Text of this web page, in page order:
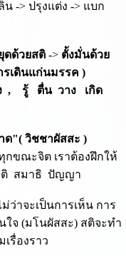
น -> ปรุงแต่ง -> แบก
ดด้วยสติ-> ตั้งมั่นด้วย
เดินแก่นมรรค )
ง , รู้ ตื่น วาง เกิด
ด"( วิชชาผัสสะ )
กขณะจิต เราต้องฝึกให้
ติ สมาธิ ปัญญา
ว่าจะเป็นการเห็น การ
จ (มโนผัสสะ) สติจะทำ
รื่องราว